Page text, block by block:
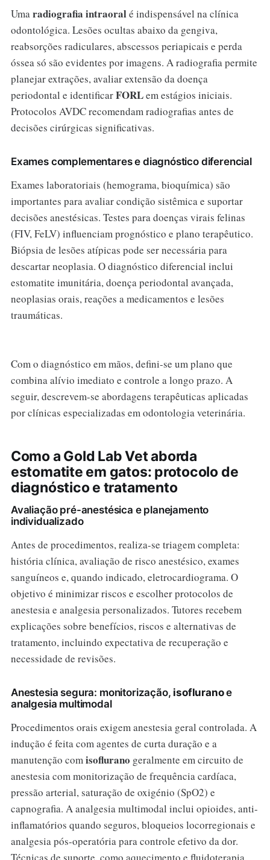
Umaradiografia intraoralé indispensável na clínica
odontológica. Lesões ocultas abaixo da gengiva,
reabsorções radiculares, abscessos periapicais e perda
óssea só são evidentes por imagens. A radiografia permite
planejar extrações, avaliar extensão da doença
periodontal e identificarFORLem estágios iniciais.
Protocolos AVDC recomendam radiografias antes de
decisões cirúrgicas significativas.
Exames complementares e diagnóstico diferencial
Exames laboratoriais (hemograma, bioquímica) são
importantes para avaliar condição sistêmica e suportar
decisões anestésicas. Testes para doenças virais felinas
(FIV, FeLV) influenciam prognóstico e plano terapêutico.
Biópsia de lesões atípicas pode ser necessária para
descartar neoplasia. O diagnóstico diferencial inclui
estomatite imunitária, doença periodontal avançada,
neoplasias orais, reações a medicamentos e lesões
traumáticas.
Com o diagnóstico em mãos, defini-se um plano que
combina alívio imediato e controle a longo prazo. A
seguir, descrevem-se abordagens terapêuticas aplicadas
por clínicas especializadas em odontologia veterinária.
Como a Gold Lab Vet aborda
estomatite em gatos: protocolo de
diagnóstico e tratamento
Avaliação pré-anestésica e planejamento
individualizado
Antes de procedimentos, realiza-se triagem completa:
história clínica, avaliação de risco anestésico, exames
sanguíneos e, quando indicado, eletrocardiograma. O
objetivo é minimizar riscos e escolher protocolos de
anestesia e analgesia personalizados. Tutores recebem
explicações sobre benefícios, riscos e alternativas de
tratamento, incluindo expectativa de recuperação e
necessidade de revisões.
Anestesia segura: monitorização, isofluranoe
analgesia multimodal
Procedimentos orais exigem anestesia geral controlada. A
indução é feita com agentes de curta duração e a
manutenção comisoflurano geralmente em circuito de
anestesia com monitorização de frequência cardíaca,
pressão arterial, saturação de oxigénio (SpO2) e
capnografia. A analgesia multimodal inclui opioides, anti-
inflamatórios quando seguros, bloqueios locorregionais e
analgesia pós-operatória para controle efetivo da dor.